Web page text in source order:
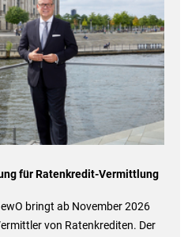
für Ratenkredit-Vermittlung
bringt ab November 2026
von Ratenkrediten. Der